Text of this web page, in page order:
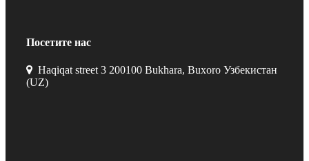
Посетите нас
Haqiqat street 3 200100 Bukhara, Buxoro Узбекистан
(UZ)